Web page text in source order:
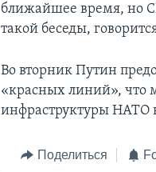
ближайшее время, но
такой беседы,
Во вторник Путин
«красных линий», что
инфраструктуры НАТО
Поделиться